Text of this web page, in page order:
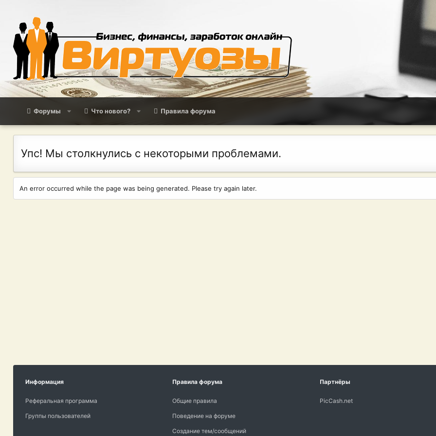
Форумы Что нового? Правила форума
Упс! Мы столкнулись с некоторыми проблемами.
An error occurred while the page was being generated. Please try again later.
Информация
Реферальная программа
Группы пользователей
Правила форума
Общие правила
Поведение на форуме
Создание тем/сообщений
Партнёры
PicCash.net